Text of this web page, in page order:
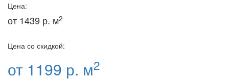
Цена:
от 1439 р. м2
Цена со скидкой:
от 1199 р. м2